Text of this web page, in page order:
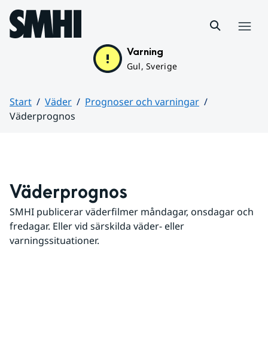
Hoppa till sidans innehåll
Varning
Gul, Sverige
Start Väder
Prognoser och varningar
Väderprognos
Väderprognos
SMHI publicerar väderfilmer måndagar, onsdagar och
fredagar. Eller vid särskilda väder- eller
varningssituationer.